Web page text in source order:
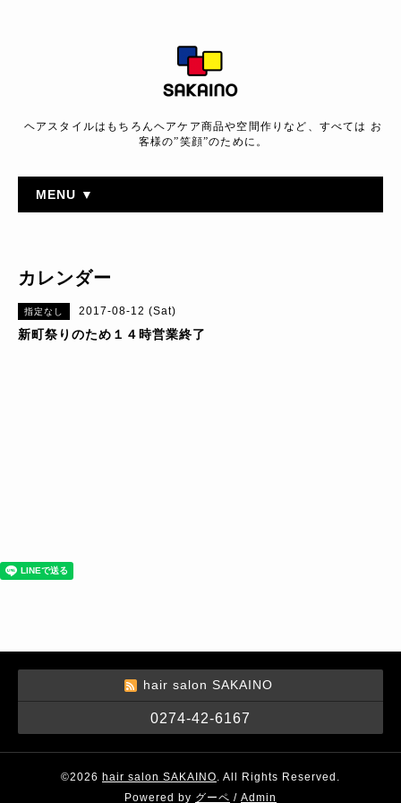
ヘアスタイルはもちろんヘアケア商品や空間作りなど、すべては お
客様の”笑顔”のために。
MENU ▼
カレンダー
指定なし 2017-08-12 (Sat)
新町祭りのため１４時営業終了
hair salon SAKAINO
0274-42-6167
©2026 hair salon SAKAINO. All Rights Reserved.
Powered by グーペ / Admin